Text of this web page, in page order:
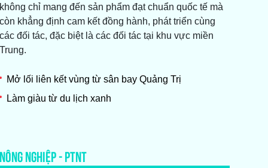
chỉ mang đến sản phẩm đạt chuẩn quốc tế mà
khẳng định cam kết đồng hành, phát triển cùng
đối tác, đặc biệt là các đối tác tại khu vực miền
Mở lối liên kết vùng từ sân bay Quảng Trị
Làm giàu từ du lịch xanh
NGHIỆP - PTNT